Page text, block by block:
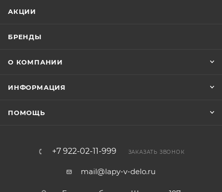
АКЦИИ
БРЕНДЫ
О КОМПАНИИ
ИНФОРМАЦИЯ
ПОМОЩЬ
+7 922-02-11-999 ЗАКАЗАТЬ ЗВОНОК
mail@lapy-v-delo.ru